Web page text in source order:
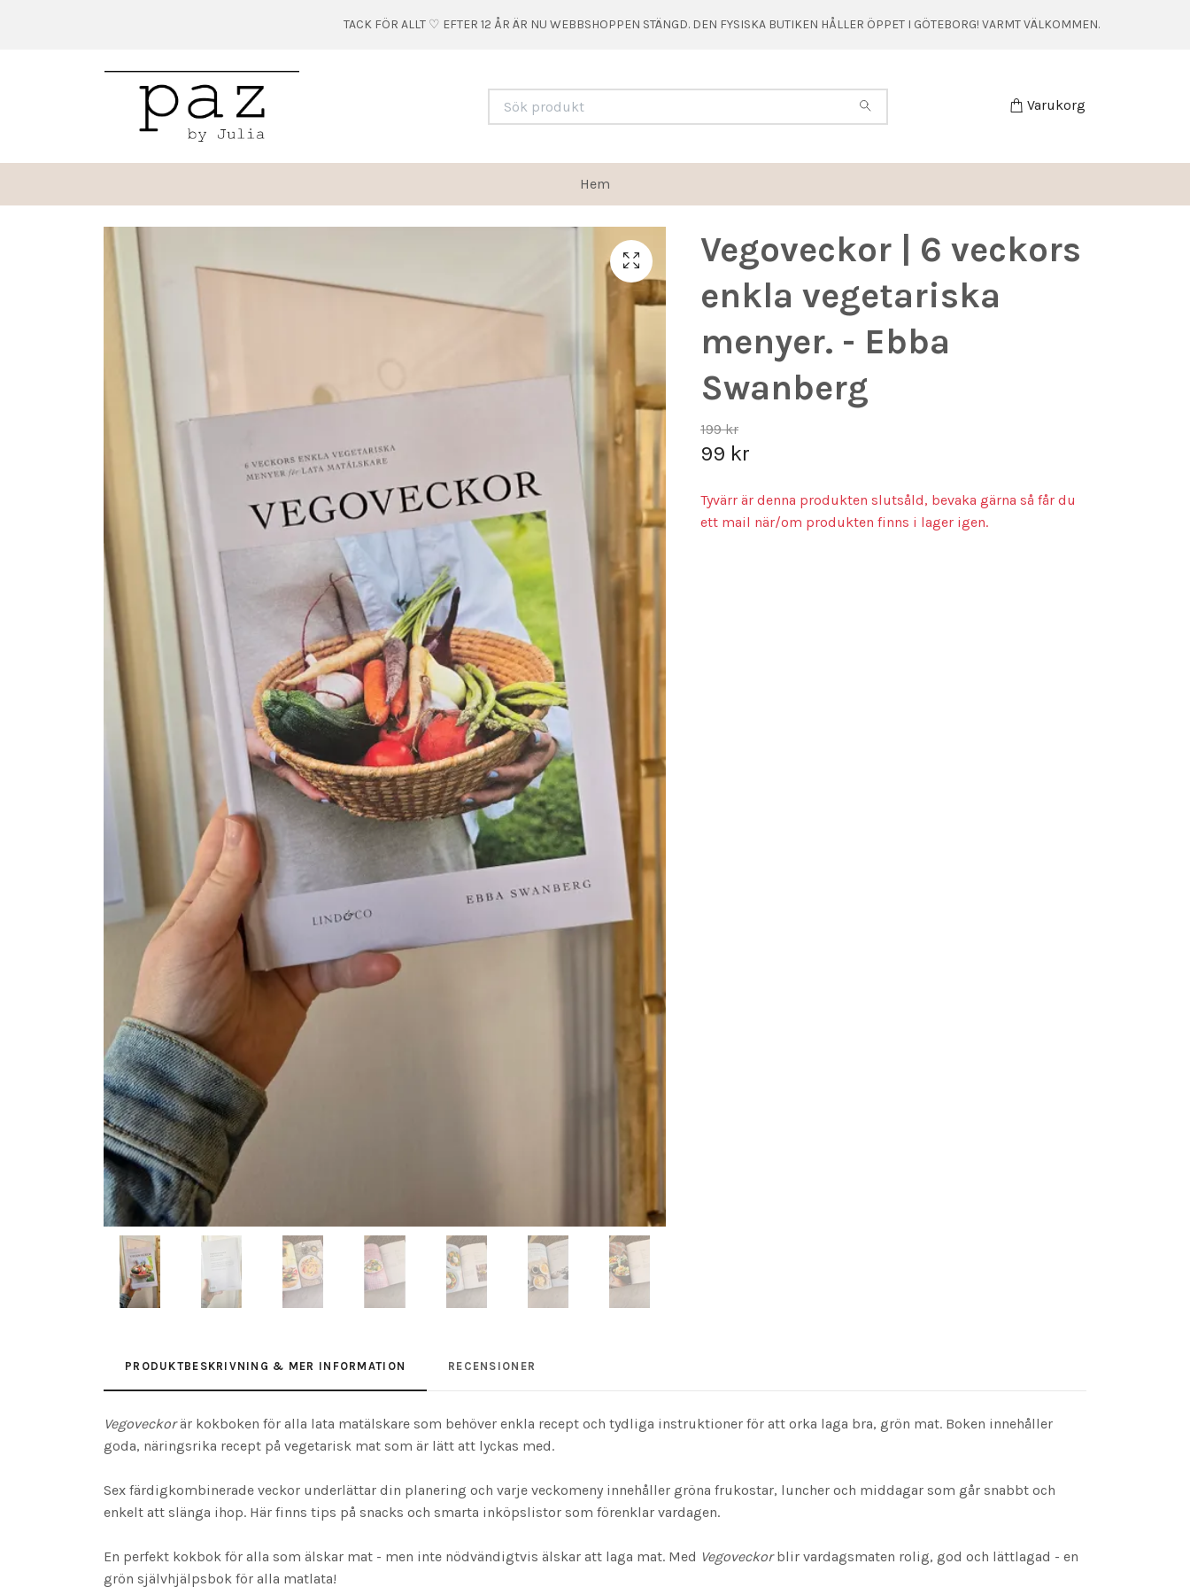
TACK FÖR ALLT ♡ EFTER 12 ÅR ÄR NU WEBBSHOPPEN STÄNGD. DEN FYSISKA BUTIKEN HÅLLER ÖPPET I GÖTEBORG! VARMT VÄLKOMMEN.
Varukorg
Hem
Vegoveckor | 6 veckors
enkla vegetariska
menyer. - Ebba
Swanberg
199 kr
99 kr
Tyvärr är denna produkten slutsåld, bevaka gärna så får du
ett mail när/om produkten finns i lager igen.
PRODUKTBESKRIVNING & MER INFORMATION RECENSIONER
Vegoveckorär kokboken för alla lata matälskare som behöver enkla recept och tydliga instruktioner för att orka laga bra, grön mat. Boken innehåller
goda, näringsrika recept på vegetarisk mat som är lätt att lyckas med.
Sex färdigkombinerade veckor underlättar din planering och varje veckomeny innehåller gröna frukostar, luncher och middagar som går snabbt och
enkelt att slänga ihop. Här finns tips på snacks och smarta inköpslistor som förenklar vardagen.
En perfekt kokbok för alla som älskar mat - men inte nödvändigtvis älskar att laga mat. Med Vegoveckorblir vardagsmaten rolig, god och lättlagad - en
grön självhjälpsbok för alla matlata!